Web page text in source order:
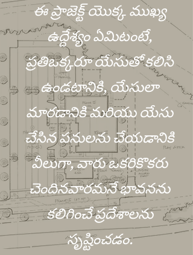
ఈ ప్రాజెక్ట్ యొక్క ముఖ్య
ఉద్దేశ్యం ఏమిటంటే,
ప్రతిఒక్కరూ యేసుతో కలిసి
ఉండటానికి, యేసులా
మారడానికి మరియు యేసు
చేసిన పనులను చేయడానికి
వీలుగా, వారు ఒకరికొకరు
చెందినవారమనే భావనను
కలిగించే ప్రదేశాలను
సృష్టించడం.